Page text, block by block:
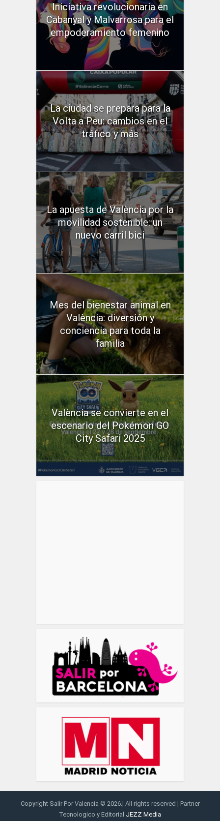
Iniciativa revolucionaria en
Cabanyal y Malvarrosa para el
empoderamiento femenino
La ciudad se prepara para la
Volta a Peu: cambios en el
tráfico y más
La apuesta de València por la
movilidad sostenible: un
nuevo carril bici
Mes del bienestar animal en
València: diversión y
conciencia para toda la
familia
València se convierte en el
escenario del Pokémon GO
City Safari 2025
Copyright Salir Por Valencia © 2026.| All rights reserved | Partner
Tecnologico y Editorial JEZZ Media